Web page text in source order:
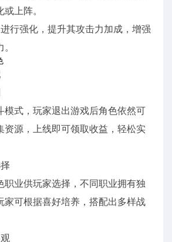
上阵。
行强化，提升其攻击力加成，增强
模式，玩家退出游戏后角色依然可
资源，上线即可领取收益，轻松实
职业供玩家选择，不同职业拥有独
家可根据喜好培养，搭配出多样战